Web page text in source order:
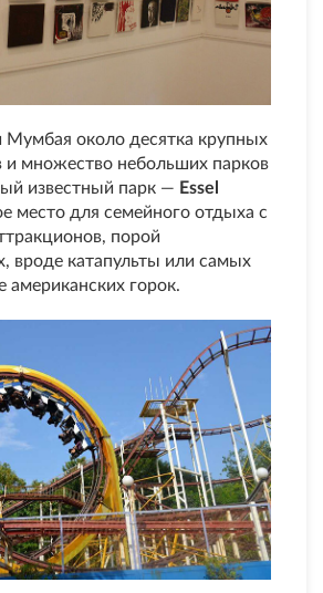
Мумбая около десятка крупных
и множество небольших парков
известный парк — Essel
место для семейного отдыха с
порой
вроде катапульты или самых
американских горок.